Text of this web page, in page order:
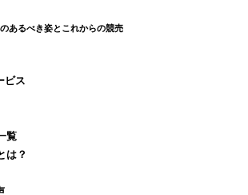
あるべき姿とこれからの競売
ビス
覧
は？